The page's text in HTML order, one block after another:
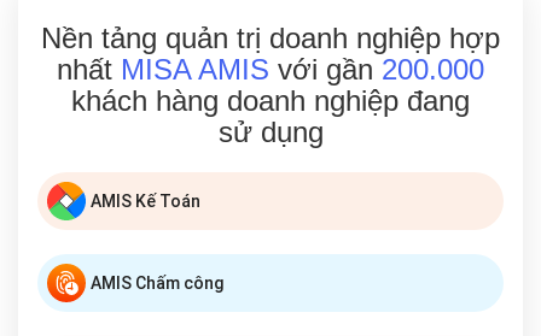
Nền tảng quản trị doanh nghiệp hợp
nhất MISA AMIS với gần 200.000
khách hàng doanh nghiệp đang
sử dụng
AMIS Kế Toán
AMIS Chấm công